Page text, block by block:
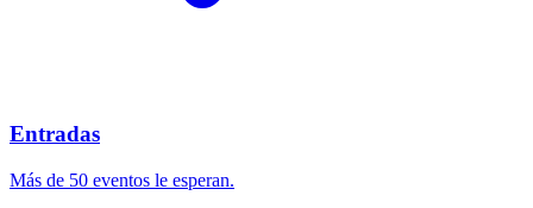
Entradas
Más de 50 eventos le esperan.